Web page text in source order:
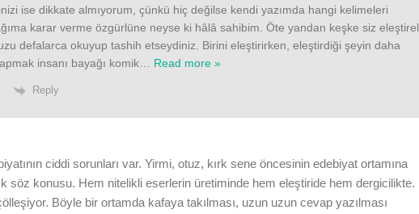
ise dikkate almıyorum, çünkü hiç değilse kendi yazımda hangi kelimeleri
karar verme özgürlüne neyse ki hâlâ sahibim. Öte yandan keşke siz eleştirel
defalarca okuyup tashih etseydiniz. Birini eleştirirken, eleştirdiği şeyin daha
insanı bayağı komik… Read more »
Reply
ciddi sorunları var. Yirmi, otuz, kırk sene öncesinin edebiyat ortamına
söz konusu. Hem nitelikli eserlerin üretiminde hem eleştiride hem dergicilikte.
Böyle bir ortamda kafaya takılması, uzun uzun cevap yazılması